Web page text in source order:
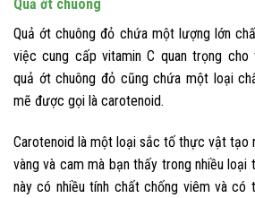
Quả ớt chuông
Quả ớt chuông đỏ chứa một lượng lớn
việc cung cấp vitamin C quan trọng cho
quả ớt chuông đỏ cũng chứa một loại
mẽ được gọi là carotenoid.
Carotenoid là một loại sắc tố thực vật tạo
vàng và cam mà bạn thấy trong nhiều loại
này có nhiều tính chất chống viêm và có